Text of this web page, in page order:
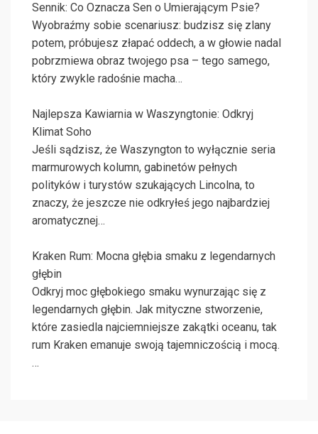
Sennik: Co Oznacza Sen o Umierającym Psie?
Wyobraźmy sobie scenariusz: budzisz się zlany
potem, próbujesz złapać oddech, a w głowie nadal
pobrzmiewa obraz twojego psa – tego samego,
który zwykle radośnie macha…
Najlepsza Kawiarnia w Waszyngtonie: Odkryj
Klimat Soho
Jeśli sądzisz, że Waszyngton to wyłącznie seria
marmurowych kolumn, gabinetów pełnych
polityków i turystów szukających Lincolna, to
znaczy, że jeszcze nie odkryłeś jego najbardziej
aromatycznej…
Kraken Rum: Mocna głębia smaku z legendarnych
głębin
Odkryj moc głębokiego smaku wynurzając się z
legendarnych głębin. Jak mityczne stworzenie,
które zasiedla najciemniejsze zakątki oceanu, tak
rum Kraken emanuje swoją tajemniczością i mocą.
…